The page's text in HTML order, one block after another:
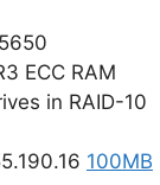
ECC RAM
in RAID-10
100MB